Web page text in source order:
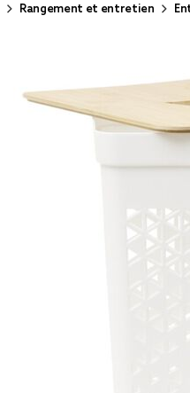
Rangement et entretien